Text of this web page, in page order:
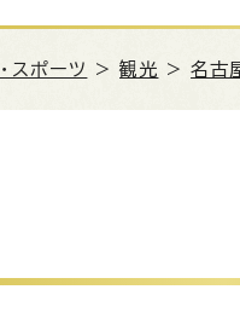
スポーツ >観光 >名古